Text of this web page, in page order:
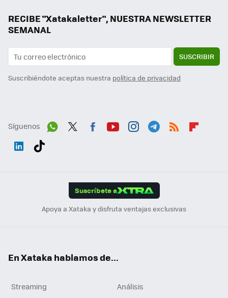
RECIBE "Xatakaletter", NUESTRA NEWSLETTER
SEMANAL
SUSCRIBIR
Suscribiéndote aceptas nuestra política de privacidad
Síguenos
Suscríbete a
Apoya a Xataka y disfruta ventajas exclusivas
En Xataka hablamos de...
Streaming
Análisis